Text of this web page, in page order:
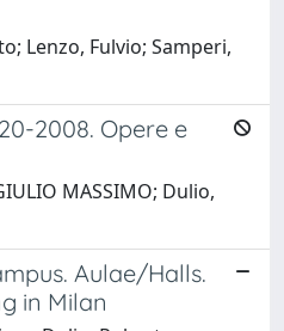
Lenzo, Fulvio; Samperi,
2008. Opere e
MASSIMO; Dulio,
Aulae/Halls.
in Milan